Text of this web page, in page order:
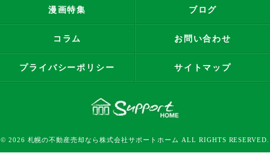
漫画特集 ブログ
コラム お問い合わせ
プライバシーポリシー サイトマップ
© 2026 札幌の不動産売却なら株式会社サポートホーム ALL RIGHTS RESERVED.